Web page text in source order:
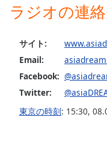
ラジオの連
サイト:
Email:
Facebook:
Twitter:
東京の時刻: 15:30,